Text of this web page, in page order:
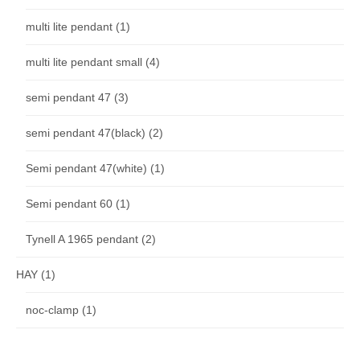
multi lite pendant (1)
multi lite pendant small (4)
semi pendant 47 (3)
semi pendant 47(black) (2)
Semi pendant 47(white) (1)
Semi pendant 60 (1)
Tynell A 1965 pendant (2)
HAY (1)
noc-clamp (1)